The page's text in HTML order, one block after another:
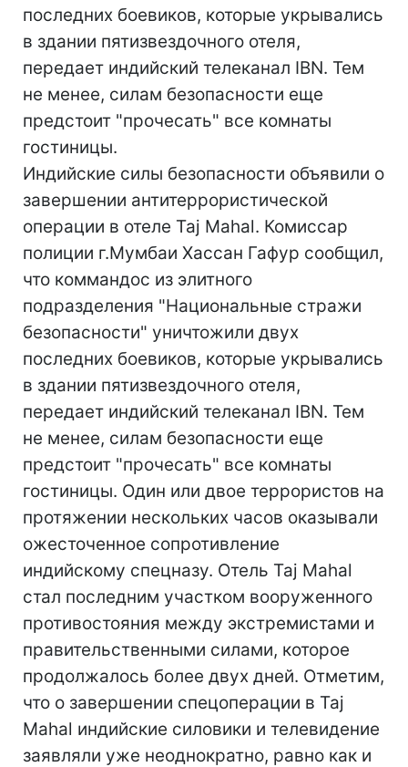
последних боевиков, которые укрывались
в здании пятизвездочного отеля,
передает индийский телеканал IBN. Тем
не менее, силам безопасности еще
предстоит "прочесать" все комнаты
гостиницы.
Индийские силы безопасности объявили о
завершении антитеррористической
операции в отеле Taj Mahal. Комиссар
полиции г.Мумбаи Хассан Гафур сообщил,
что коммандос из элитного
подразделения "Национальные стражи
безопасности" уничтожили двух
последних боевиков, которые укрывались
в здании пятизвездочного отеля,
передает индийский телеканал IBN. Тем
не менее, силам безопасности еще
предстоит "прочесать" все комнаты
гостиницы. Один или двое террористов на
протяжении нескольких часов оказывали
ожесточенное сопротивление
индийскому спецназу. Отель Taj Mahal
стал последним участком вооруженного
противостояния между экстремистами и
правительственными силами, которое
продолжалось более двух дней. Отметим,
что о завершении спецоперации в Taj
Mahal индийские силовики и телевидение
заявляли уже неоднократно, равно как и